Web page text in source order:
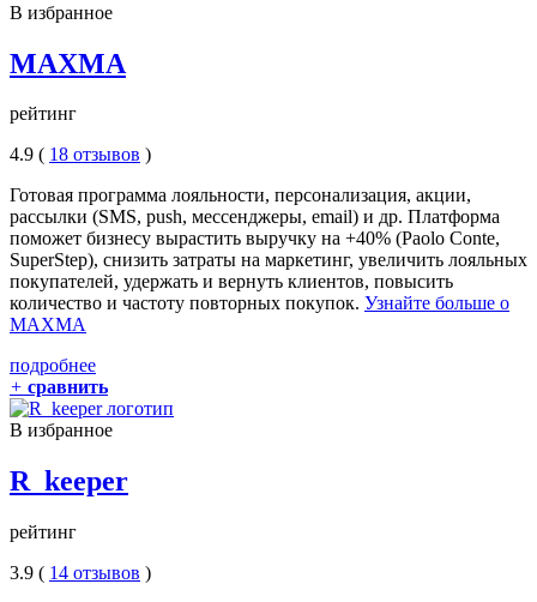
В избранное
MAXMA
рейтинг
4.9 ( 18 отзывов )
Готовая программа лояльности, персонализация, акции,
рассылки (SMS, push, мессенджеры, email) и др. Платформа
поможет бизнесу вырастить выручку на +40% (Paolo Conte,
SuperStep), снизить затраты на маркетинг, увеличить лояльных
покупателей, удержать и вернуть клиентов, повысить
количество и частоту повторных покупок. Узнайте больше о
MAXMA
подробнее
+ сравнить
В избранное
R_keeper
рейтинг
3.9 ( 14 отзывов )